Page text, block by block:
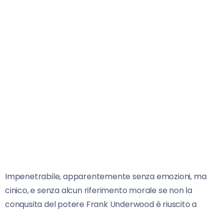
Impenetrabile, apparentemente senza emozioni, ma
cinico, e senza alcun riferimento morale se non la
conqusita del potere Frank Underwood è riuscito a